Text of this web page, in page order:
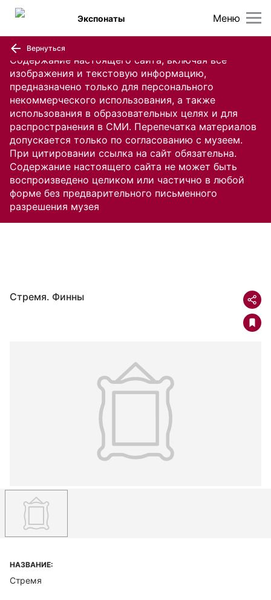
Содержание настоящего сайта, включая все
изображения и текстовую информацию,
предназначено только для персонального
некоммерческого использования, а также
использования в образовательных целях и для
распространения в СМИ. Перепечатка материалов
допускается только по согласованию с музеем.
При цитировании ссылка на сайт обязательна.
Содержание настоящего сайта не может быть
воспроизведено целиком или частично в любой
форме без предварительного письменного
разрешения музея
Меню
Экспонаты
Вернуться
Стремя. Финны
НАЗВАНИЕ:
Стремя